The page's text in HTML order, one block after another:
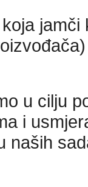
jamči
u cilju
i
naših